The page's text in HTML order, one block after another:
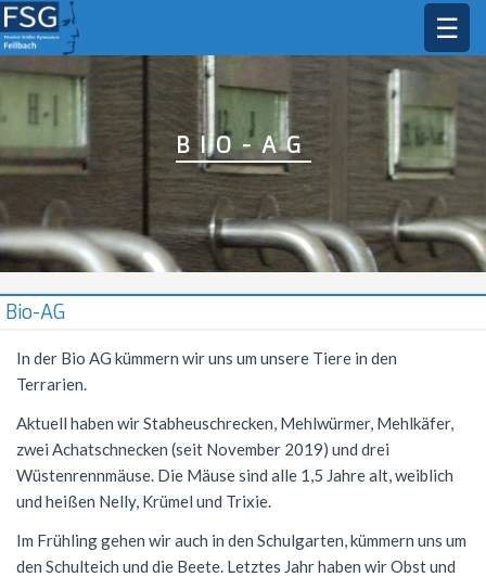
☰
STARTSEITE
SCHULGEMEINSCHAFT
Schulleitung
Sekretariat
Kollegium
Lehrkräfte
Schülermitverantwortung
Beratungsangebot
Schulsozialarbeit
Hausmeister
Förderverein
DAS FSG
Leitbild
Jahresstundentafel
Jahresstundentafel G9
Unterrichtszeiten
Schul- und Hausordnung
Demokratiebildung
Schule ohne Rassismus
BILDUNGSANGEBOT
Profile
Oberstufe
Abiturjahrgang 2026
Abiturjahrgang 2027
Abiturjahrgang 2028
Wiederholung
Beglaubigung und Neuausstellung
Arbeitsgemeinschaften
AGs im Schuljahr 25/26
Musik-AGs
Cambridge Certificate
Bio-AG
Mittagsbetreuung
Hausaufgabenbetreuung
Schülernachhilfe
Studium und Beruf (BOGY)
FÄCHER
Bildende Kunst
Deutsch
Außerunterrichtliche Veranstaltungen
Prüfungen
Englisch
Allgemeines
Ethik
Evangelische Religion
Französisch
MUSIK
Gesangsklasse
Musik in der Kursstufe
FSG Orchester
FSG Chor
Schüleraustausch
Übersicht
Frankreichaustausch
Ungarn-Austausch
Skischullandheim
Sommernachtsfest
Konzerte
SERVICE
Kontakt
Vertretungsplan
Terminplan
BIO-AG
Bio-AG
In der Bio AG kümmern wir uns um unsere Tiere in den
Terrarien.
Aktuell haben wir Stabheuschrecken, Mehlwürmer, Mehlkäfer,
zwei Achatschnecken (seit November 2019) und drei
Wüstenrennmäuse. Die Mäuse sind alle 1,5 Jahre alt, weiblich
und heißen Nelly, Krümel und Trixie.
Im Frühling gehen wir auch in den Schulgarten, kümmern uns um
den Schulteich und die Beete. Letztes Jahr haben wir Obst und